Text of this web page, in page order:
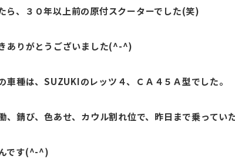
ら、３０年以上前の原付スクーターでした(笑)
ありがとうございました(^-^)
種は、SUZUKIのレッツ４、ＣＡ４５Ａ型でした。
錆び、色あせ、カウル割れ位で、昨日まで乗ってい
です(^-^)